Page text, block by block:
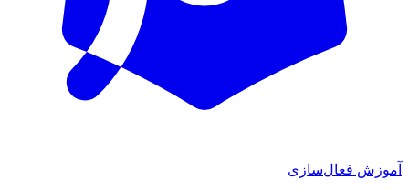
آموزش فعال‌سازی